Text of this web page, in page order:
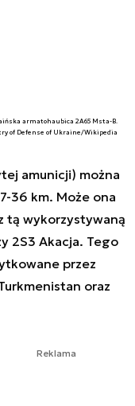
armatohaubica 2A65 Msta-B.
of Defense of Ukraine/Wikipedia
amunicji) można
36 km. Może ona
tą wykorzystywaną
2S3 Akacja. Tego
przez
oraz
Reklama